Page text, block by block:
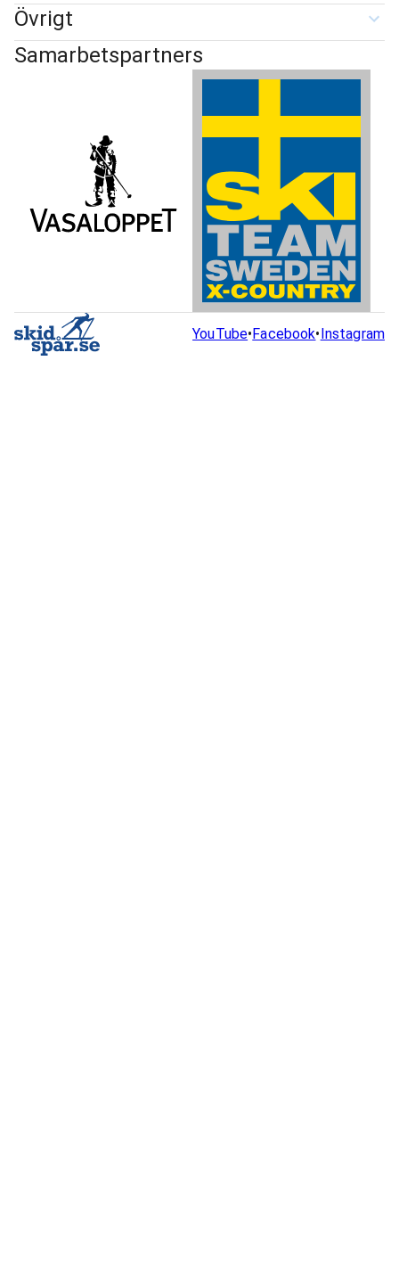
Övrigt
Samarbetspartners
YouTube•Facebook•Instagram